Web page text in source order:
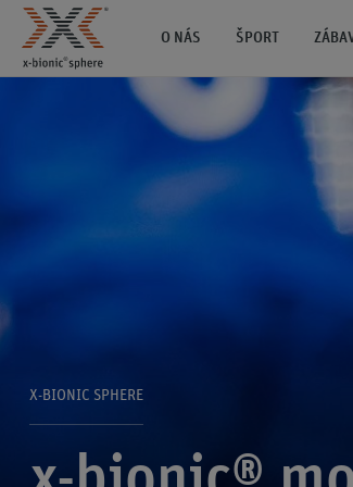
O NÁS ŠPORT
X-BIONIC SPHERE